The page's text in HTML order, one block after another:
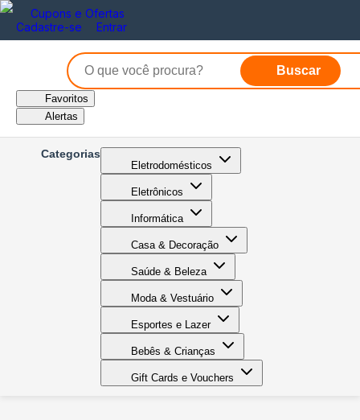
Cupons e Ofertas
Cadastre-se
Entrar
Buscar
Favoritos
Alertas
Categorias
Eletrodomésticos
Eletrônicos
Informática
Casa & Decoração
Saúde & Beleza
Moda & Vestuário
Esportes e Lazer
Bebês & Crianças
Gift Cards e Vouchers